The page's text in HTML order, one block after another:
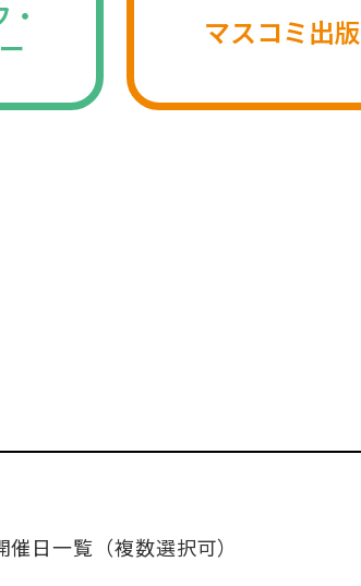
マスコミ出版
催日一覧（複数選択可）